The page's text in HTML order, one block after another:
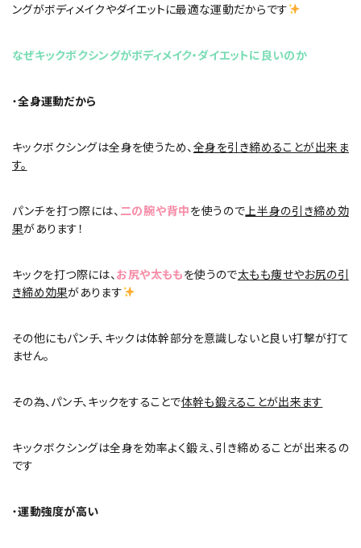
ングがボディメイクやダイエットに最適な運動だからです
なぜキックボクシングがボディメイク・ダイエットに良いのか
・全身運動だから
キックボクシングは全身を使うため、全身を引き締めることが出来ま
す。
パンチを打つ際には、 二の腕や背中を使うので上半身の引き締め効
果があります！
キックを打つ際には、お尻や太ももを使うので太もも痩せやお尻の引
き締め効果があります
その他にもパンチ、キックは体幹部分を意識しないと良い打撃が打て
ません。
その為、パンチ、キックをすることで体幹も鍛えることが出来ます
キックボクシングは全身を効率よく鍛え、引き締めることが出来るの
です
・運動強度が高い